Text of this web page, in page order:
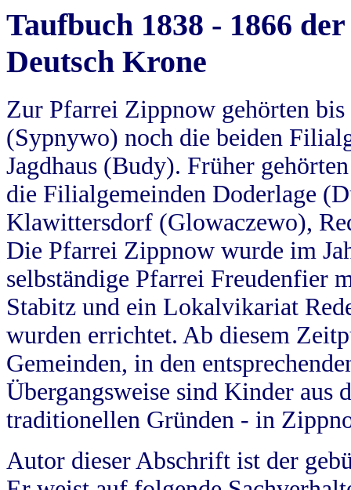
Taufbuch 1838 - 1866
Deutsch Krone
Zur Pfarrei Zippnow gehörten
(Sypnywo) noch die beiden
Jagdhaus (Budy). Früher
die Filialgemeinden Doderlage
Klawittersdorf (Glowaczewo),
Die Pfarrei Zippnow wurde im
selbständige Pfarrei Freudenfier
Stabitz und ein Lokalvikariat
wurden errichtet. Ab diesem
Gemeinden, in den
Übergangsweise sind Kinder aus
traditionellen Gründen - in
Autor dieser Abschrift ist der